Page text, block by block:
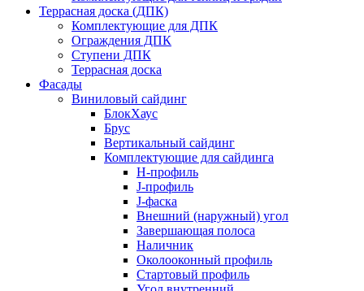
Террасная доска (ДПК)
Комплектующие для ДПК
Ограждения ДПК
Ступени ДПК
Террасная доска
Фасады
Виниловый сайдинг
БлокХаус
Брус
Вертикальный сайдинг
Комплектующие для сайдинга
H-профиль
J-профиль
J-фаска
Внешний (наружный) угол
Завершающая полоса
Наличник
Околооконный профиль
Стартовый профиль